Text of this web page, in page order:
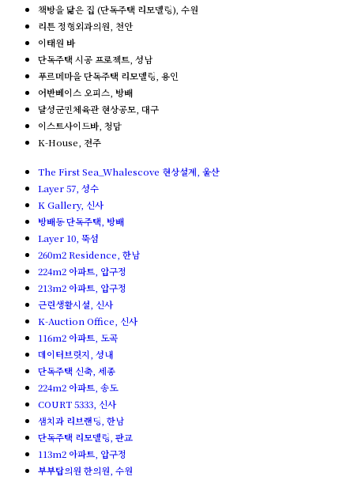
책방을 닮은 집 (단독주택 리모델링), 수원
리튼 정형외과의원, 천안
이태원 바
단독주택 시공 프로젝트, 성남
푸르메마을 단독주택 리모델링, 용인
어반베이스 오피스, 방배
달성군민체육관 현상공모, 대구
이스트사이드바, 청담
K-House, 전주
The First Sea_Whalescove 현상설계, 울산
Layer 57, 성수
K Gallery, 신사
방배동 단독주택, 방배
Layer 10, 뚝섬
260m2 Residence, 한남
224m2 아파트, 압구정
213m2 아파트, 압구정
근린생활시설, 신사
K-Auction Office, 신사
116m2 아파트, 도곡
데이터브릿지, 성내
단독주택 신축, 세종
224m2 아파트, 송도
COURT 5333, 신사
샘치과 리브랜딩, 한남
단독주택 리모델링, 판교
113m2 아파트, 압구정
부부탑의원 한의원, 수원